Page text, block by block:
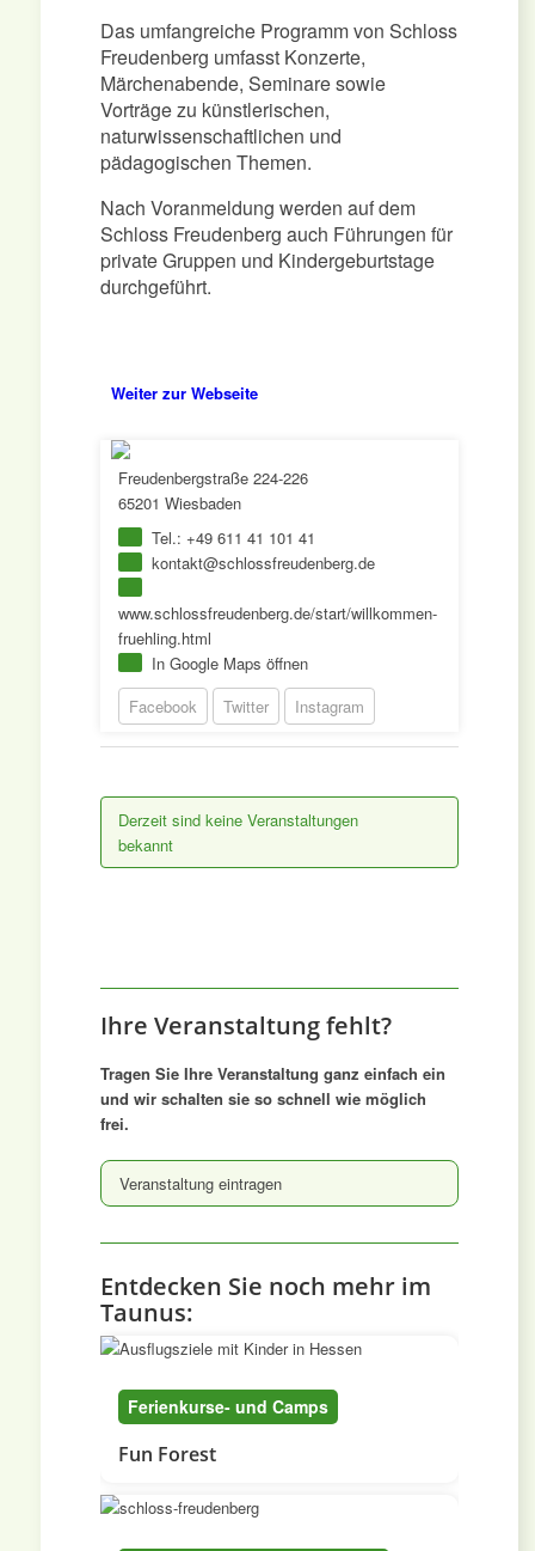
Das umfangreiche Programm von Schloss
Freudenberg umfasst Konzerte,
Märchenabende, Seminare sowie
Vorträge zu künstlerischen,
naturwissenschaftlichen und
pädagogischen Themen.
Nach Voranmeldung werden auf dem
Schloss Freudenberg auch Führungen für
private Gruppen und Kindergeburtstage
durchgeführt.
Weiter zur Webseite
Freudenbergstraße 224-226
65201 Wiesbaden
Tel.: +49 611 41 101 41
kontakt@schlossfreudenberg.de
www.schlossfreudenberg.de/start/willkommen-
fruehling.html
In Google Maps öffnen
Facebook
Twitter Instagram
Derzeit sind keine Veranstaltungen
bekannt
Ihre Veranstaltung fehlt?
Tragen Sie Ihre Veranstaltung ganz einfach ein
und wir schalten sie so schnell wie möglich
frei.
Veranstaltung eintragen
Entdecken Sie noch mehr im
Taunus:
Ferienkurse- und Camps
Fun Forest